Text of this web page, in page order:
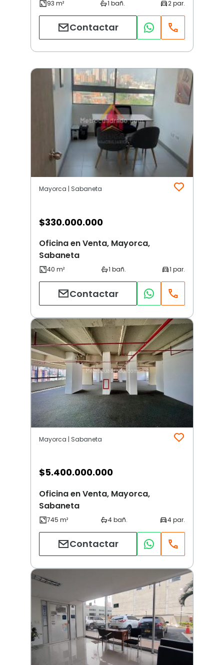
Contactar
Mayorca | Sabaneta
$330.000.000
Oficina en Venta, Mayorca,
Sabaneta
Contactar
Mayorca | Sabaneta
$5.400.000.000
Oficina en Venta, Mayorca,
Sabaneta
Contactar